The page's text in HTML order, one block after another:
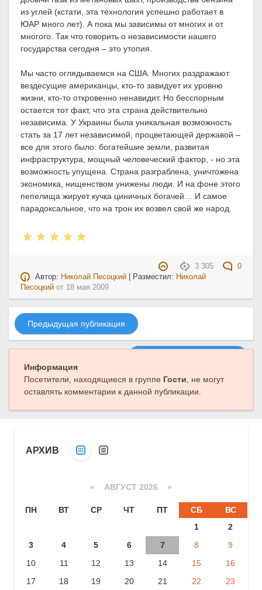
из углей (кстати, эта технология успешно работает в
ЮАР много лет). А пока мы зависимы от многих и от
многого. Так что говорить о независимости нашего
государства сегодня – это утопия.
Мы часто оглядываемся на США. Многих раздражают
вездесущие американцы, кто-то завидует их уровню
жизни, кто-то откровенно ненавидит. Но бесспорным
остается тот факт, что эта страна действительно
независима. У Украины была уникальная возможность
стать за 17 лет независимой, процветающей державой –
все для этого было: богатейшие земли, развитая
инфраструктура, мощный человеческий фактор, - но эта
возможность упущена. Страна разграблена, уничтожена
экономика, нищенством унижены люди. И на фоне этого
пепелища жирует кучка циничных богачей… И самое
парадоксальное, что на трон их возвел свой же народ.
3 305
0
Автор: Николай Песоцкий | Разместил: Николай
Песоцкий от 18 мая 2009
Предыдущая публикация
Информация
Посетители, находящиеся в группе Гости, не могут
оставлять комментарии к данной публикации.
АРХИВ
« АВГУСТ 2026 »
ПН ВТ СР ЧТ ПТ СБ
ВС
1
2
3
4 5 6 7 8
9
10
11 12 13 14 15
16
17
18 19 20 21 22
23